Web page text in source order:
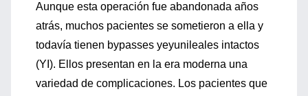
Aunque esta operación fue abandonada años
atrás, muchos pacientes se sometieron a ella y
todavía tienen bypasses yeyunileales intactos
(YI). Ellos presentan en la era moderna una
variedad de complicaciones. Los pacientes que